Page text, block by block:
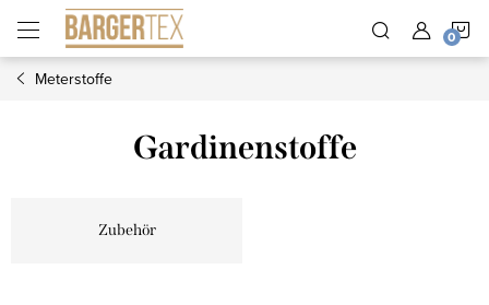
Inhalt
springen
Meterstoffe
Gardinenstoffe
Zubehör